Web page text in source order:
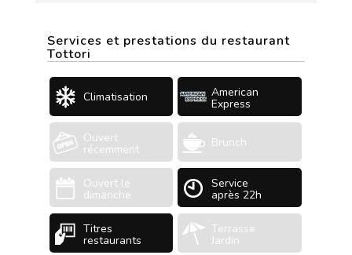
Services et prestations du restaurant
Tottori
Climatisation American
Express
Ouvert
récemment Brunch
Ouvert le
dimanche
Service
après 22h
Titres
restaurants
Terrasse
Jardin